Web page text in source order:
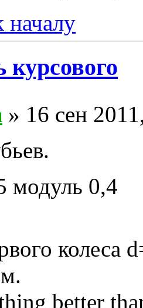
началу
» 16 сен
модуль 0,4
колеса
better